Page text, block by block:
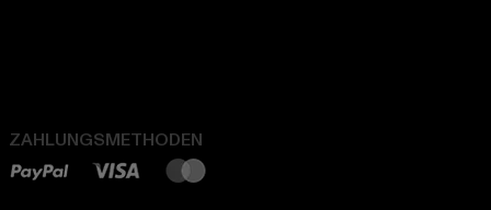
ZAHLUNGSMETHODEN